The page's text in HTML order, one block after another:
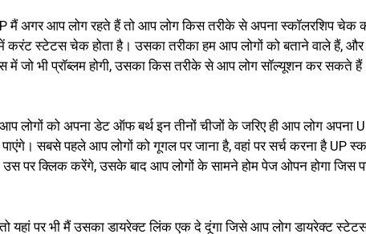
अगर आप लोग रहते हैं तो आप लोग किस तरीके से अपना स्कॉलरशिप
करंट स्टेटस चेक होता है। उसका तरीका हम आप लोगों को बताने वाले हैं,
में जो भी प्रॉब्लम होगी, उसका किस तरीके से आप लोग सॉल्यूशन कर
लोगों को अपना डेट ऑफ बर्थ इन तीनों चीजों के जरिए ही आप लोग
सबसे पहले आप लोगों को गूगल पर जाना है, वहां पर सर्च करना है UP
पर क्लिक करेंगे, उसके बाद आप लोगों के सामने होम पेज ओपन होगा जिस
तो यहां पर भी मैं उसका डायरेक्ट लिंक एक दे दूंगा जिसे आप लोग